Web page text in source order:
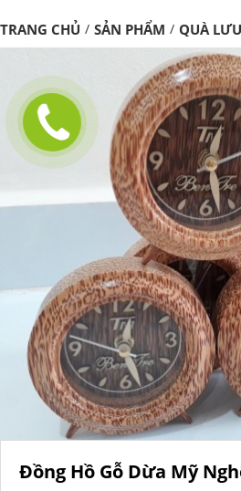
TRANG CHỦ / SẢN PHẨM / QUÀ
Đồng Hồ Gỗ Dừa Mỹ